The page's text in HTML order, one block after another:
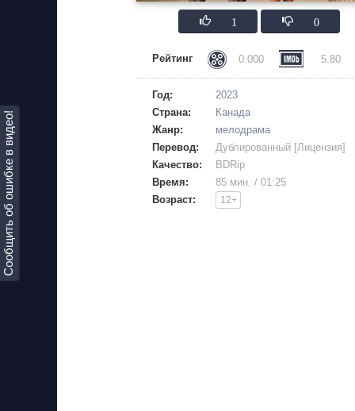
Сообщить об ошибке в видео!
1 0
Рейтинг 0.000 5.80
Год:
2023
Страна:
Канада
Жанр:
мелодрама
Перевод:
Дублированный [Лицензия]
Качество:
BDRip
Время:
85 мин. / 01:25
Возраст:
12+